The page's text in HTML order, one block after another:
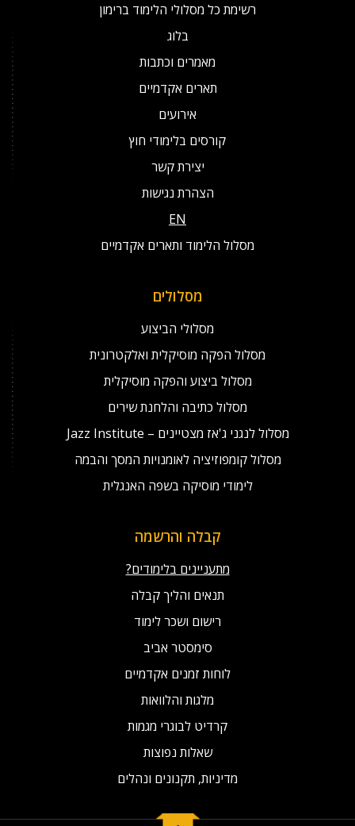
רשימת כל מסלולי הלימוד ברימון
בלוג
מאמרים וכתבות
תארים אקדמיים
אירועים
קורסים בלימודי חוץ
יצירת קשר
הצהרת נגישות
EN
מסלול הלימוד ותארים אקדמיים
מסלולים
מסלולי הביצוע
מסלול הפקה מוסיקלית ואלקטרונית
מסלול ביצוע והפקה מוסיקלית
מסלול כתיבה והלחנת שירים
מסלול לנגני ג'אז מצטיינים – Jazz Institute
מסלול קומפוזיציה לאומנויות המסך והבמה
לימודי מוסיקה בשפה האנגלית
קבלה והרשמה
מתעניינים בלימודים?
תנאים והליך קבלה
רישום ושכר לימוד
סימסטר אביב
לוחות זמנים אקדמיים
מלגות והלוואות
קרדיט לבוגרי מגמות
שאלות נפוצות
מדיניות, תקנונים ונהלים